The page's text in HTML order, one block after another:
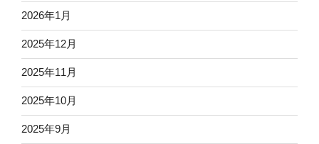
2026年1月
2025年12月
2025年11月
2025年10月
2025年9月